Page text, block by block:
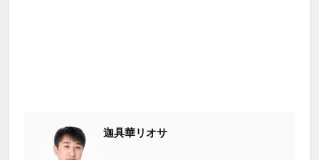
迦具華リオサ